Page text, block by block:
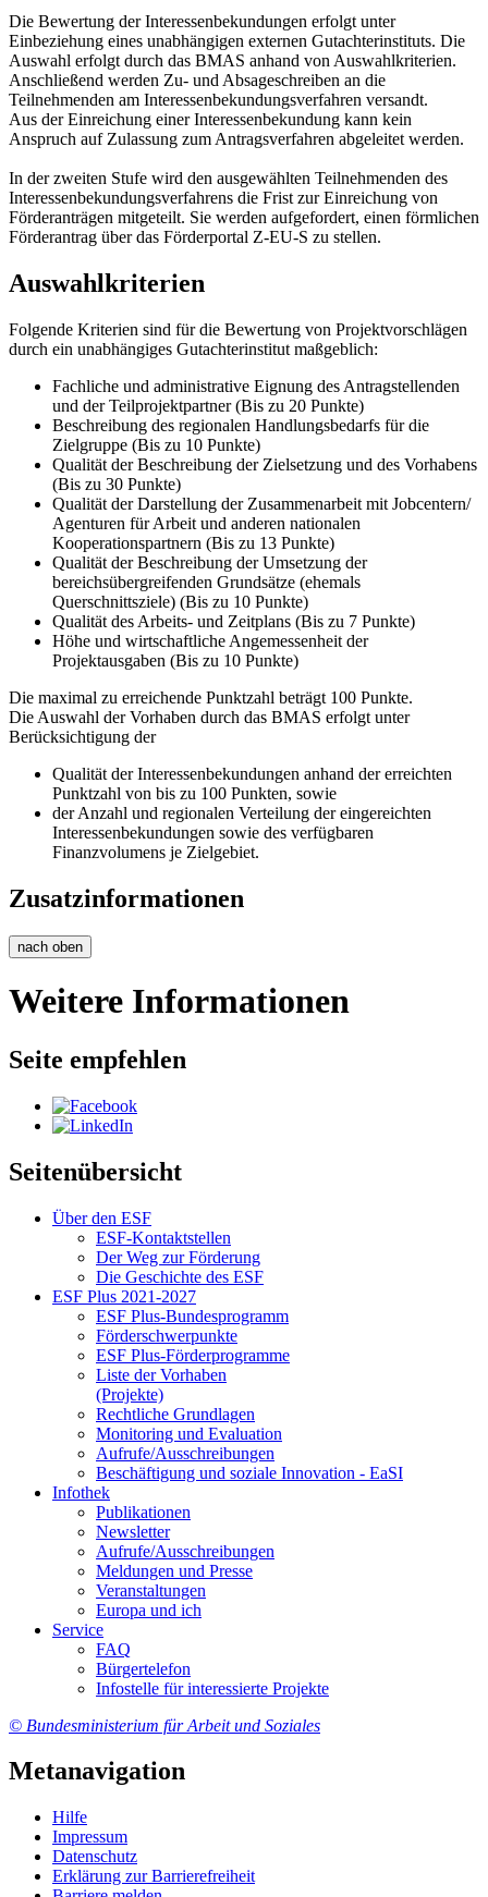
Die Bewertung der Interessenbekundungen erfolgt unter
Einbeziehung eines unabhängigen externen Gutachterinstituts. Die
Auswahl erfolgt durch das BMAS anhand von Auswahlkriterien.
Anschließend werden Zu- und Absageschreiben an die
Teilnehmenden am Interessenbekundungsverfahren versandt.
Aus der Einreichung einer Interessenbekundung kann kein
Anspruch auf Zulassung zum Antragsverfahren abgeleitet werden.
In der zweiten Stufe wird den ausgewählten Teilnehmenden des
Interessenbekundungsverfahrens die Frist zur Einreichung von
Förderanträgen mitgeteilt. Sie werden aufgefordert, einen förmlichen
Förderantrag über das Förderportal Z-EU-S zu stellen.
Auswahlkriterien
Folgende Kriterien sind für die Bewertung von Projektvorschlägen
durch ein unabhängiges Gutachterinstitut maßgeblich:
Fachliche und administrative Eignung des Antragstellenden
und der Teilprojektpartner (Bis zu 20 Punkte)
Beschreibung des regionalen Handlungsbedarfs für die
Zielgruppe (Bis zu 10 Punkte)
Qualität der Beschreibung der Zielsetzung und des Vorhabens
(Bis zu 30 Punkte)
Qualität der Darstellung der Zusammenarbeit mit Jobcentern/
Agenturen für Arbeit und anderen nationalen
Kooperationspartnern (Bis zu 13 Punkte)
Qualität der Beschreibung der Umsetzung der
bereichsübergreifenden Grundsätze (ehemals
Querschnittsziele) (Bis zu 10 Punkte)
Qualität des Arbeits- und Zeitplans (Bis zu 7 Punkte)
Höhe und wirtschaftliche Angemessenheit der
Projektausgaben (Bis zu 10 Punkte)
Die maximal zu erreichende Punktzahl beträgt 100 Punkte.
Die Auswahl der Vorhaben durch das BMAS erfolgt unter
Berücksichtigung der
Qualität der Interessenbekundungen anhand der erreichten
Punktzahl von bis zu 100 Punkten, sowie
der Anzahl und regionalen Verteilung der eingereichten
Interessenbekundungen sowie des verfügbaren
Finanzvolumens je Zielgebiet.
Zusatzinformationen
nach oben
Weitere Informationen
Seite empfehlen
Seitenübersicht
Über den ESF
ESF-Kon­takt­stel­len
Der Weg zur För­de­rung
Die Ge­schich­te des ESF
ESF Plus 2021-2027
ESF Plus-Bun­des­pro­gramm
För­der­schwer­punk­te
ESF Plus-För­der­pro­gram­me
Lis­te der Vor­ha­ben
(Pro­jek­te)
Recht­li­che Grund­la­gen
Mo­ni­to­ring und Eva­lua­ti­on
Auf­ru­fe/Aus­schrei­bun­gen
Be­schäf­ti­gung und so­zia­le In­no­va­ti­on - Ea­SI
In­fo­thek
Pu­bli­ka­tio­nen
Newslet­ter
Auf­ru­fe/Aus­schrei­bun­gen
Mel­dun­gen und Pres­se
Ver­an­stal­tun­gen
Eu­ro­pa und ich
Ser­vice
FAQ
Bür­ger­te­le­fon
In­fo­stel­le für in­ter­es­sier­te Pro­jek­te
© Bundesministerium für Arbeit und Soziales
Metanavigation
Hil­fe
Im­pres­s­um
Da­ten­schutz
Er­klä­rung zur Bar­rie­re­frei­heit